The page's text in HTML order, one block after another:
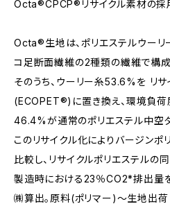
Octa®CPCP®リサイクル素材の採
Octa®生地は、ポリエステルウーリ
コ足断面繊維の2種類の繊維で構成
そのうち、ウーリー糸53.6%を リサ
(ECOPET®)に置き換え、環境負荷
46.4%が通常のポリエステル中空
このリサイクル化によりバージン
比較し、リサイクルポリエステルの
製造時における23％CO2*排出量
㈱算出。原料(ポリマー)～生地出